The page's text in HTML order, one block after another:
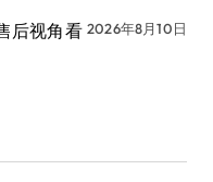
后视角看 2026年8月10日